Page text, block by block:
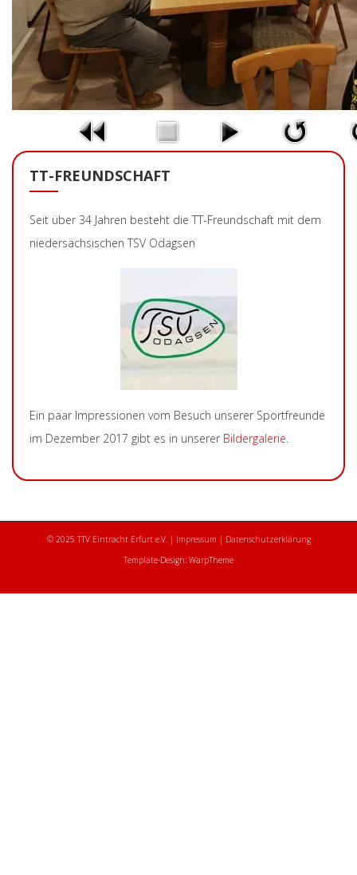
TT-FREUNDSCHAFT
Seit über 34 Jahren besteht die TT-Freundschaft mit dem
niedersächsischen TSV Odagsen
Ein paar Impressionen vom Besuch unserer Sportfreunde
im Dezember 2017 gibt es in unserer Bildergalerie
© 2025 TTV Eintracht Erfurt e.V. | Impressum | Datenschutzerklärung
Template-Design: WarpTheme